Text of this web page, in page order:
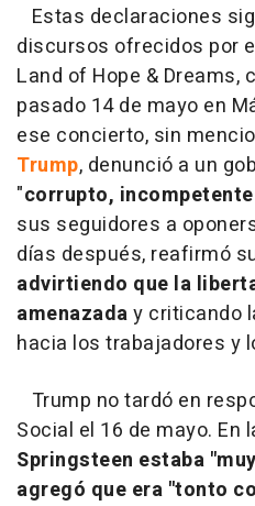
Estas declaraciones
discursos ofrecidos por
Land of Hope & Dreams,
pasado 14 de mayo en
ese concierto, sin
Trump, denunció a un
"corrupto,
sus seguidores a
días después, reafirmó
advirtiendo que la
amenazaday criticando
hacia los trabajadores y
Trump no tardó en
Social el 16 de mayo. En
Springsteen estaba
agregó que era "tonto